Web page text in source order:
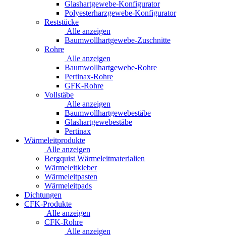
Glashartgewebe-Konfigurator
Polyesterharzgewebe-Konfigurator
Reststücke
Alle anzeigen
Baumwollhartgewebe-Zuschnitte
Rohre
Alle anzeigen
Baumwollhartgewebe-Rohre
Pertinax-Rohre
GFK-Rohre
Vollstäbe
Alle anzeigen
Baumwollhartgewebestäbe
Glashartgewebestäbe
Pertinax
Wärmeleitprodukte
Alle anzeigen
Bergquist Wärmeleitmaterialien
Wärmeleitkleber
Wärmeleitpasten
Wärmeleitpads
Dichtungen
CFK-Produkte
Alle anzeigen
CFK-Rohre
Alle anzeigen